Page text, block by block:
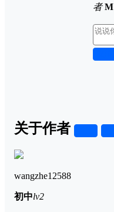
者 M
关于作者
wangzhe12588
初中lv2